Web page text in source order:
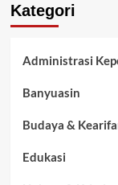
Kategori
Administrasi
Banyuasin
Budaya &
Edukasi